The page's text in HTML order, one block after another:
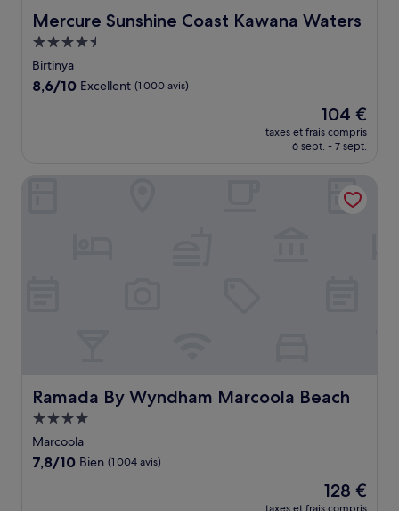
Mercure Sunshine Coast Kawana Waters
Mercure Sunshine Coast Kawana Waters
Hébergement
4.5 étoiles
Birtinya
8.6
8,6/10 Excellent (1 000 avis)
Le
nouveau
prix
de
104 €
104 €
taxes et frais compris
6 sept. - 7 sept.
Ramada By Wyndham Marcoola Beach
Ramada By Wyndham Marcoola Beach
Hébergement
4.0 étoiles
Marcoola
7.8
7,8/10 Bien (1 004 avis)
Le
nouveau
128 €